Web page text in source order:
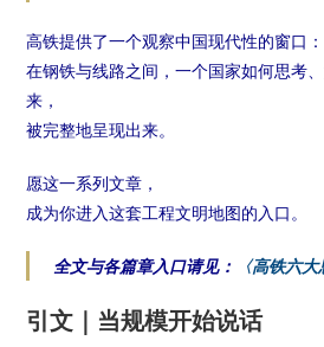
高铁提供了一个观察中国现代性的窗口：
在钢铁与线路之间，一个国家如何思考
来，
被完整地呈现出来。
愿这一系列文章，
成为你进入这套工程文明地图的入口。
全文与各篇章入口请见： 〈高铁六大
引文｜当规模开始说话